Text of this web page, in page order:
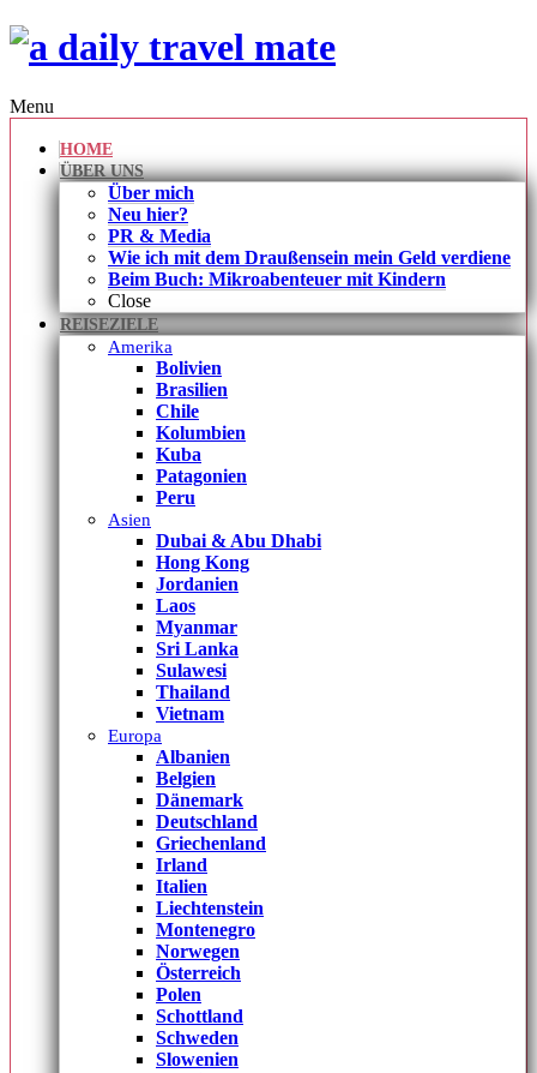
Menu
HOME
ÜBER UNS
Über mich
Neu hier?
PR & Media
Wie ich mit dem Draußensein mein Geld verdiene
Beim Buch: Mikroabenteuer mit Kindern
Close
REISEZIELE
Amerika
Bolivien
Brasilien
Chile
Kolumbien
Kuba
Patagonien
Peru
Asien
Dubai & Abu Dhabi
Hong Kong
Jordanien
Laos
Myanmar
Sri Lanka
Sulawesi
Thailand
Vietnam
Europa
Albanien
Belgien
Dänemark
Deutschland
Griechenland
Irland
Italien
Liechtenstein
Montenegro
Norwegen
Österreich
Polen
Schottland
Schweden
Slowenien